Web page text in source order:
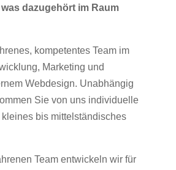
dazugehört im Raum
kompetentes Team im
Marketing und
Webdesign. Unabhängig
Sie von uns individuelle
kleines bis mittelständisches
Team entwickeln wir für